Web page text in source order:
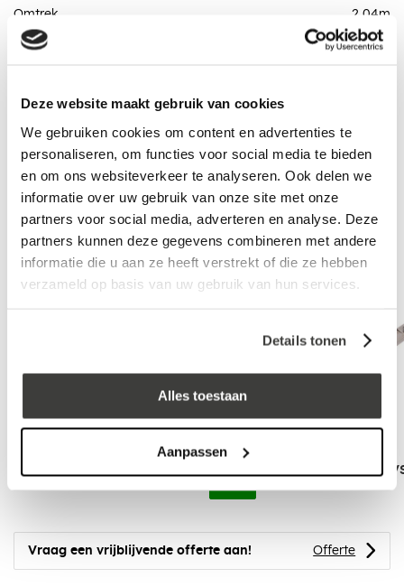
Deze website maakt gebruik van cookies
We gebruiken cookies om content en advertenties te
personaliseren, om functies voor social media te bieden
en om ons websiteverkeer te analyseren. Ook delen we
informatie over uw gebruik van onze site met onze
partners voor social media, adverteren en analyse. Deze
partners kunnen deze gegevens combineren met andere
informatie die u aan ze heeft verstrekt of die ze hebben
verzameld op basis van uw gebruik van hun services.
Details tonen
Alles toestaan
Aanpassen
Omtrek 2,04m
Aanbevolen accessoires
EPDM markeerkrijt wit EPDM Schaar -
Vraag een vrijblijvende offerte aan! Offerte